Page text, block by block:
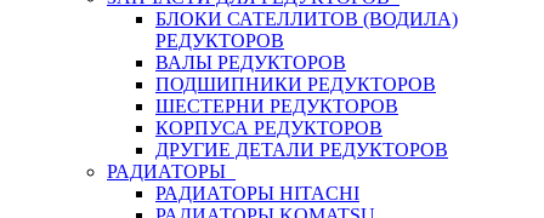
БЛОКИ САТЕЛЛИТОВ (ВОДИЛА)
РЕДУКТОРОВ
ВАЛЫ РЕДУКТОРОВ
ПОДШИПНИКИ РЕДУКТОРОВ
ШЕСТЕРНИ РЕДУКТОРОВ
КОРПУСА РЕДУКТОРОВ
ДРУГИЕ ДЕТАЛИ РЕДУКТОРОВ
РАДИАТОРЫ
РАДИАТОРЫ HITACHI